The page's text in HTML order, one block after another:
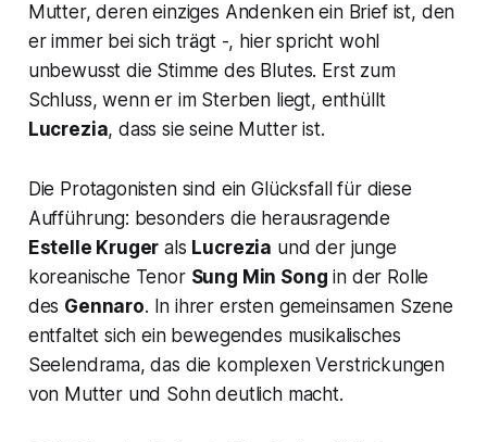
Mutter, deren einziges Andenken ein Brief ist, den
er immer bei sich trägt -, hier spricht wohl
unbewusst die Stimme des Blutes. Erst zum
Schluss, wenn er im Sterben liegt, enthüllt
Lucrezia, dass sie seine Mutter ist.
Die Protagonisten sind ein Glücksfall für diese
Aufführung: besonders die herausragende
Estelle Kruger als Lucrezia und der junge
koreanische Tenor Sung Min Song in der Rolle
des Gennaro. In ihrer ersten gemeinsamen Szene
entfaltet sich ein bewegendes musikalisches
Seelendrama, das die komplexen Verstrickungen
von Mutter und Sohn deutlich macht.